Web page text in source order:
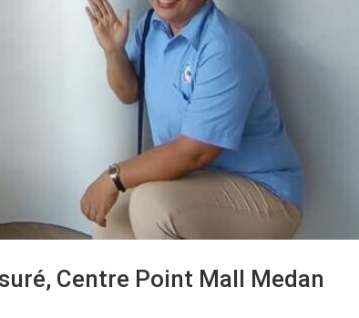
Centre Point Mall Medan